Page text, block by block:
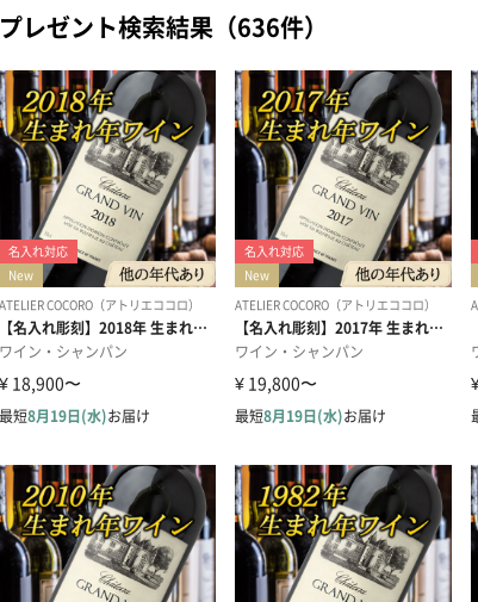
プレゼント検索結果（636件）